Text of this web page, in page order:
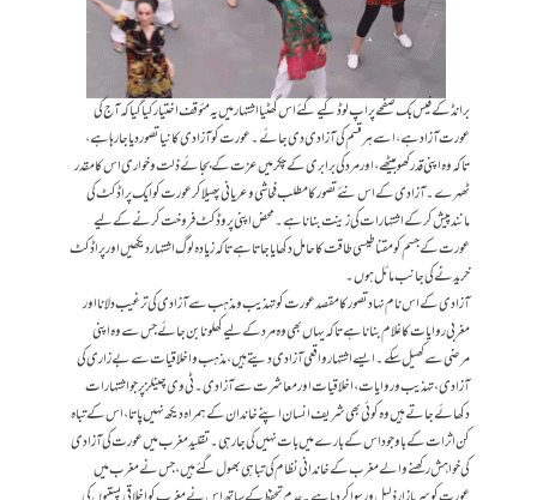
برانڈ کے فیس بک صفحے پر اپ لوڈ کیے گئے اس گھٹیا اشتہار میں یہ مئوقف اختیار کیا گیا کہ آج کی
عورت آزاد ہے، اسے ہر قسم کی آزادی دی جائے۔ عورت کو آزادی کا نیا تصور دیا جا رہا ہے،
تاکہ وہ اپنی قدر کھو بیٹھے، اور مرد کی برابری کے چکر میں عزت کے بجائے ذلت و خواری اس کا مقدر
ٹھہرے۔ آزادی کے اس نئے تصور کا مطلب فحاشی و عریانی پھیلا کر عورت کو ایک پراڈکٹ کی
مانند پیش کرکے اشتہارات کی زینت بنانا ہے۔ محض اپنی پروڈکٹ فروخت کرنے کے لیے
عورت کے جسم کو مقناطیسی طاقت کا حامل دکھایا جاتا ہے تاکہ زیادہ لوگ اشتہار دیکھیں اور پراڈکٹ
خریدنے کی جانب مائل ہوں۔
آزادی کے اس نام نہاد تصور کا مقصد عورت کو تہذیب و مذہب سے آزادی کی ترغیب دلانا اور
مغربی روایات کا غلام بنانا ہے تاکہ یہاں بھی وہ مرد کےلیے کھلونا بن جائے جس سے وہ اپنی
مرضی سے کھیل سکے۔ ایسے اشتہار واقعی آزادی دیتے ہیں، مذہب و اخلاقیات سے بےزاری کی
آزادی، تہذیب و روایات، اخلاقیات اور معاشرت سے آزادی۔ ٹی وی چینلز پر جو اشتہارات
دکھائے جاتے ہیں وہ کوئی بھی شریف انسان اپنے خاندان کے ہمراہ دیکھ نہیں پاتا، اس کے تباہ
کن اثرات کے باوجود اس کے بارے میں بات نہیں کی جا رہی۔ تقلید مغرب میں عورت کی آزادی
کی خواہش رکھنے والے مغرب کے خاندانی نظام کی تباہی بھول گئے ہیں، جس نے مغرب میں